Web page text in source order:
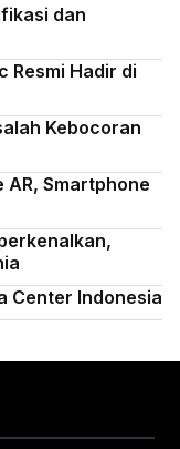
dan
Resmi Hadir di
Kebocoran
Smartphone
Center Indonesia